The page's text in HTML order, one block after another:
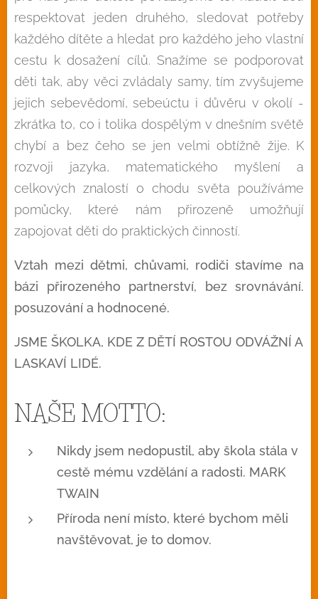
respektovat jeden druhého, sledovat potřeby
každého dítěte a hledat pro každého jeho vlastní
cestu k dosažení cílů. Snažíme se podporovat
děti tak, aby věci zvládaly samy, tím zvyšujeme
jejich sebevědomí, sebeúctu i důvěru v okolí -
zkrátka to, co i tolika dospělým v dnešním světě
chybí a bez čeho se jen velmi obtížně žije. K
rozvoji jazyka, matematického myšlení a
celkových znalostí o chodu světa používáme
pomůcky, které nám přirozeně umožňují
zapojovat děti do praktických činností.
Vztah mezi dětmi, chůvami, rodiči stavíme na
bázi přirozeného partnerství, bez srovnávání.
posuzování a hodnocené.
JSME ŠKOLKA, KDE Z DĚTÍ ROSTOU ODVÁŽNÍ A
LASKAVÍ LIDÉ.
NAŠE MOTTO:
Nikdy jsem nedopustil, aby škola stála v
cestě mému vzdělání a radosti. MARK
TWAIN
Příroda není místo, které bychom měli
navštěvovat, je to domov.